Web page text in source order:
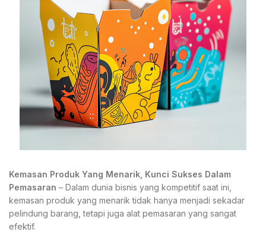
Kemasan Produk Yang Menarik, Kunci Sukses Dalam
Pemasaran – Dalam dunia bisnis yang kompetitif saat ini,
kemasan produk yang menarik tidak hanya menjadi sekadar
pelindung barang, tetapi juga alat pemasaran yang sangat
efektif.